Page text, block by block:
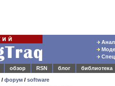
обзор RSN блог
библиотека
/ форум / software